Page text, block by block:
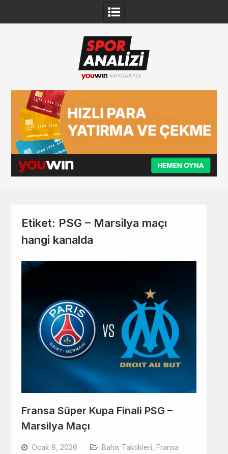
Etiket: PSG – Marsilya maçı
hangi kanalda
Fransa Süper Kupa Finali PSG –
Marsilya Maçı
Ocak 8, 2026 Bahis Taktikleri Fransa